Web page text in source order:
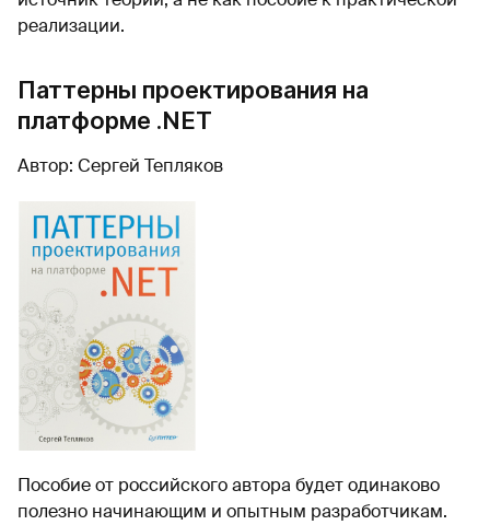
реализации.
Паттерны проектирования на
платформе .NET
Автор: Сергей Тепляков
Пособие от российского автора будет одинаково
полезно начинающим и опытным разработчикам.